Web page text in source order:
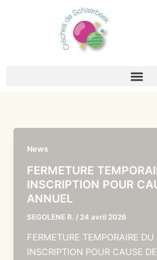
News
FERMETURE
INSCRIPTION POUR
ANNUEL
SEGOLENE R. / 24 avril 2026
FERMETURE TEMPORAIRE DU
INSCRIPTION POUR CAUSE